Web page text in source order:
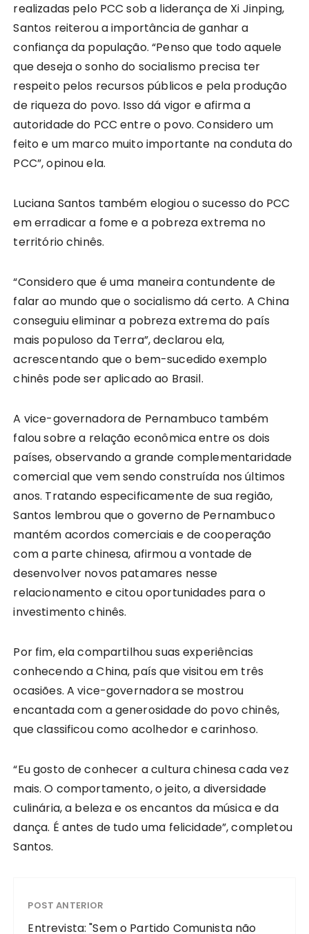
realizadas pelo PCC sob a liderança de Xi Jinping,
Santos reiterou a importância de ganhar a
confiança da população. “Penso que todo aquele
que deseja o sonho do socialismo precisa ter
respeito pelos recursos públicos e pela produção
de riqueza do povo. Isso dá vigor e afirma a
autoridade do PCC entre o povo. Considero um
feito e um marco muito importante na conduta do
PCC”, opinou ela.
Luciana Santos também elogiou o sucesso do PCC
em erradicar a fome e a pobreza extrema no
território chinês.
“Considero que é uma maneira contundente de
falar ao mundo que o socialismo dá certo. A China
conseguiu eliminar a pobreza extrema do país
mais populoso da Terra”, declarou ela,
acrescentando que o bem-sucedido exemplo
chinês pode ser aplicado ao Brasil.
A vice-governadora de Pernambuco também
falou sobre a relação econômica entre os dois
países, observando a grande complementaridade
comercial que vem sendo construída nos últimos
anos. Tratando especificamente de sua região,
Santos lembrou que o governo de Pernambuco
mantém acordos comerciais e de cooperação
com a parte chinesa, afirmou a vontade de
desenvolver novos patamares nesse
relacionamento e citou oportunidades para o
investimento chinês.
Por fim, ela compartilhou suas experiências
conhecendo a China, país que visitou em três
ocasiões. A vice-governadora se mostrou
encantada com a generosidade do povo chinês,
que classificou como acolhedor e carinhoso.
“Eu gosto de conhecer a cultura chinesa cada vez
mais. O comportamento, o jeito, a diversidade
culinária, a beleza e os encantos da música e da
dança. É antes de tudo uma felicidade”, completou
Santos.
POST ANTERIOR
Entrevista: "Sem o Partido Comunista não